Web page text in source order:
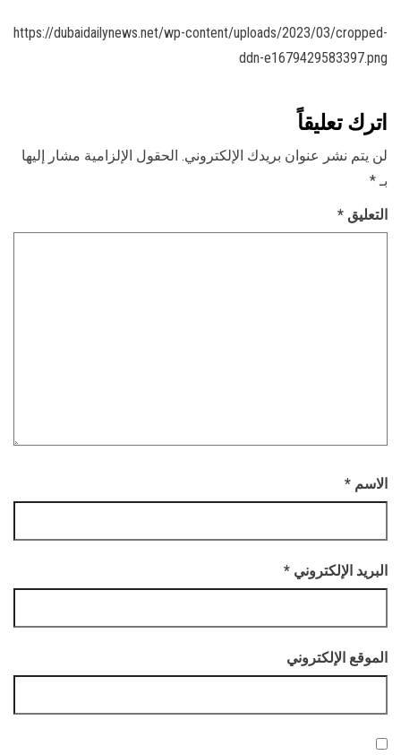
https://dubaidailynews.net/wp-content/uploads/2023/03/cropped-
ddn-e1679429583397.png
اترك تعليقاً
لن يتم نشر عنوان بريدك الإلكتروني. الحقول الإلزامية مشار إليها
بـ*
التعليق *
الاسم *
البريد الإلكتروني *
الموقع الإلكتروني